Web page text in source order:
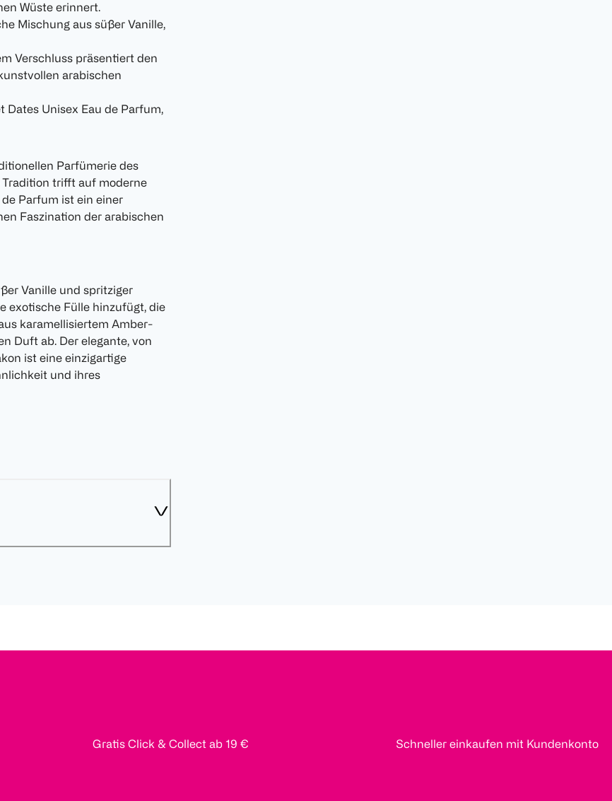
Wüste erinnert.
Mischung aus süßer Vanille,
Verschluss präsentiert den
arabischen
Dates Unisex Eau de Parfum,
Parfümerie des
trifft auf moderne
de Parfum ist ein einer
Faszination der arabischen
Vanille und spritziger
exotische Fülle hinzufügt, die
karamellisiertem Amber-
Duft ab. Der elegante, von
ist eine einzigartige
und ihres
Gratis Click & Collect ab 19 € Schneller einkaufen mit Kundenkonto